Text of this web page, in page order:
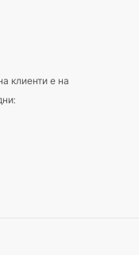
клиенти е на